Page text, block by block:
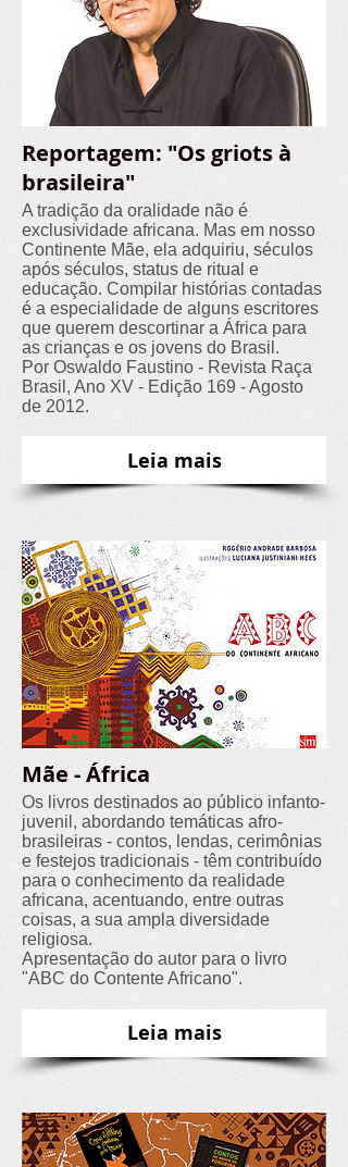
Reportagem: "Os griots à
brasileira"
A tradição da oralidade não é
exclusividade africana. Mas em nosso
Continente Mãe, ela adquiriu, séculos
após séculos, status de ritual e
educação. Compilar histórias contadas
é a especialidade de alguns escritores
que querem descortinar a África para
as crianças e os jovens do Brasil.
Por Oswaldo Faustino - Revista Raça
Brasil, Ano XV - Edição 169 - Agosto
de 2012.
Leia mais
Mãe - África
Os livros destinados ao público infanto-
juvenil, abordando temáticas afro-
brasileiras - contos, lendas, cerimônias
e festejos tradicionais - têm contribuído
para o conhecimento da realidade
africana, acentuando, entre outras
coisas, a sua ampla diversidade
religiosa.
Apresentação do autor para o livro
"ABC do Contente Africano".
Leia mais